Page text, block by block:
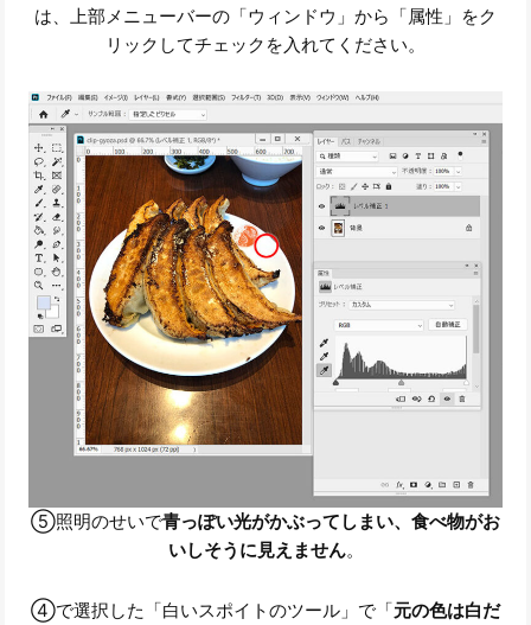
は、上部メニューバーの「ウィンドウ」から「属性」をク
リックしてチェックを入れてください。
⑤照明のせいで青っぽい光がかぶってしまい、食べ物がお
いしそうに見えません。
④で選択した「白いスポイトのツール」で「元の色は白だ